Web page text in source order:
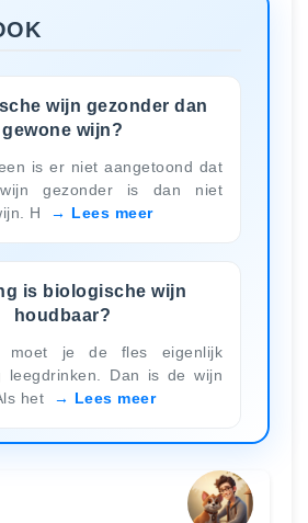
wijn gezonder dan
gewone wijn?
is er niet aangetoond dat
wijn gezonder is dan niet
H
Lees meer
is biologische wijn
houdbaar?
moet je de fles eigenlijk
leegdrinken. Dan is de wijn
het
Lees meer